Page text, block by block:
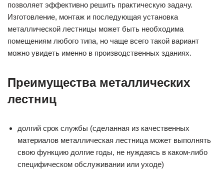
позволяет эффективно решить практическую задачу.
Изготовление, монтаж и последующая установка
металлической лестницы может быть необходима
помещениям любого типа, но чаще всего такой вариант
можно увидеть именно в производственных зданиях.
Преимущества металлических
лестниц
долгий срок службы (сделанная из качественных
материалов металлическая лестница может выполнять
свою функцию долгие годы, не нуждаясь в каком-либо
специфическом обслуживании или уходе)